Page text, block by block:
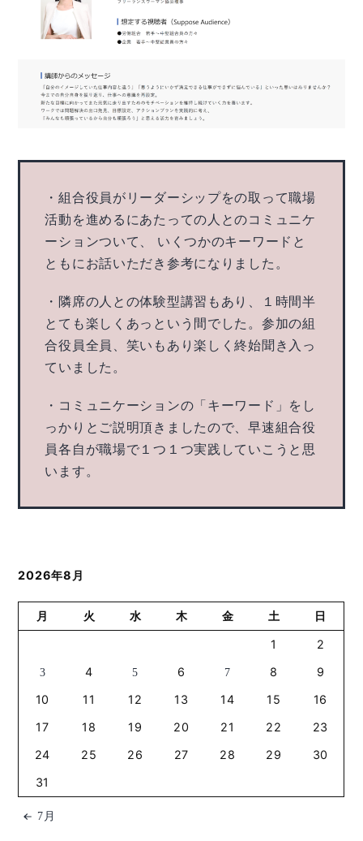
・組合役員がリーダーシップをの取って職場
活動を進めるにあたっての人とのコミュニケ
ーションついて、 いくつかのキーワードと
ともにお話いただき参考になりました。
・隣席の人との体験型講習もあり、１時間半
とても楽しくあっという間でした。参加の組
合役員全員、笑いもあり楽しく終始聞き入っ
ていました。
・コミュニケーションの「キーワード」をし
っかりとご説明頂きましたので、早速組合役
員各自が職場で１つ１つ実践していこうと思
います。
2026年8月
月 火 水 木 金 土 日
1 2
3 4 5 6 7 8
9
10
11 12 13 14 15
16
17
18 19 20 21 22
23
24
25 26 27 28 29
30
31
7月